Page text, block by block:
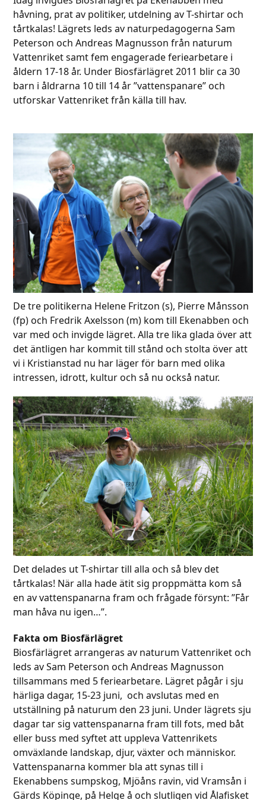
håvning, prat av politiker, utdelning av T-shirtar och
tårtkalas! Lägrets leds av naturpedagogerna Sam
Peterson och Andreas Magnusson från naturum
Vattenriket samt fem engagerade feriearbetare i
åldern 17-18 år. Under Biosfärlägret 2011 blir ca 30
barn i åldrarna 10 till 14 år ”vattenspanare” och
utforskar Vattenriket från källa till hav.
De tre politikerna Helene Fritzon (s), Pierre Månsson
(fp) och Fredrik Axelsson (m) kom till Ekenabben och
var med och invigde lägret. Alla tre lika glada över att
det äntligen har kommit till stånd och stolta över att
vi i Kristianstad nu har läger för barn med olika
intressen, idrott, kultur och så nu också natur.
Det delades ut T-shirtar till alla och så blev det
tårtkalas! När alla hade ätit sig proppmätta kom så
en av vattenspanarna fram och frågade försynt: ”Får
man håva nu igen…”.
Fakta om Biosfärlägret
Biosfärlägret arrangeras av naturum Vattenriket och
leds av Sam Peterson och Andreas Magnusson
tillsammans med 5 feriearbetare. Lägret pågår i sju
härliga dagar, 15-23 juni, och avslutas med en
utställning på naturum den 23 juni. Under lägrets sju
dagar tar sig vattenspanarna fram till fots, med båt
eller buss med syftet att uppleva Vattenrikets
omväxlande landskap, djur, växter och människor.
Vattenspanarna kommer bla att synas till i
Ekenabbens sumpskog, Mjöåns ravin, vid Vramsån i
Gärds Köpinge, på Helge å och slutligen vid Ålafisket